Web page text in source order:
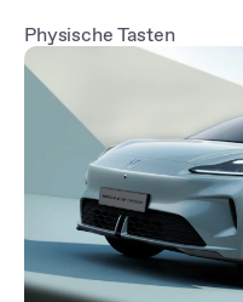
Physische Tasten
Die wichtigsten Funktionen
steuern – intuitiv, sicher und